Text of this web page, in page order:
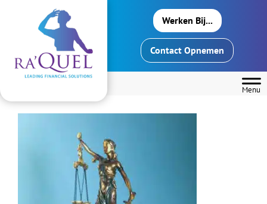
naar
hoofd
inhoud
Ra'Quel Werken Bij...
Contact Opnemen